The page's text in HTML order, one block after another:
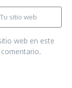
web en este